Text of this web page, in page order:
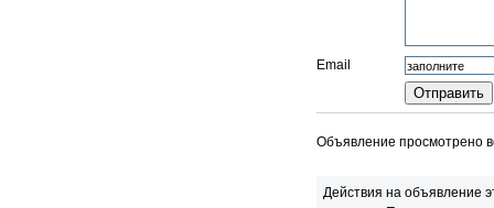
Email
Объявление просмотрено
Действия на объявление